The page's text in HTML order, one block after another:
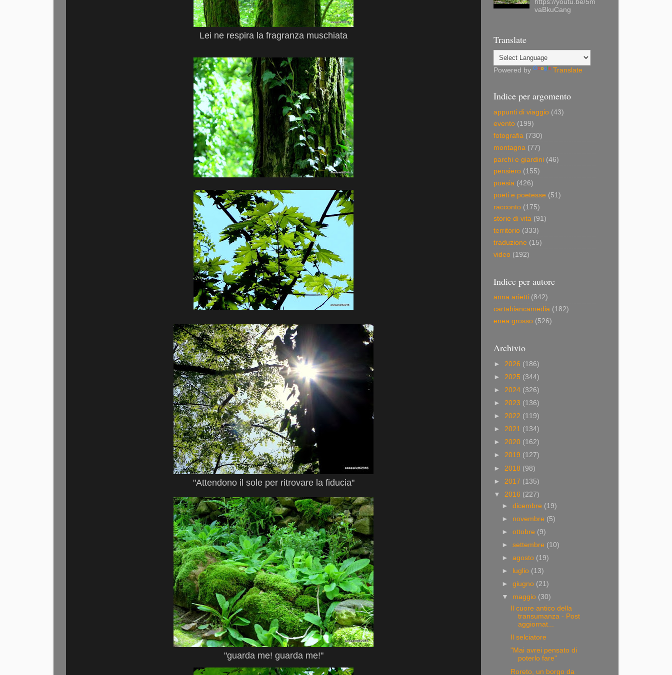
Lei ne respira la fragranza muschiata
"Attendono il sole per ritrovare la fiducia"
"guarda me! guarda me!"
https://youtu.be/5m
vaBkuCang
Translate
Powered by Translate
Indice per argomento
appunti di viaggio (43)
evento (199)
fotografia (730)
montagna (77)
parchi e giardini (46)
pensiero (155)
poesia (426)
poeti e poetesse (51)
racconto (175)
storie di vita (91)
territorio (333)
traduzione (15)
video (192)
Indice per autore
anna arietti (842)
cartabiancamedia (182)
enea grosso (526)
Archivio
► 2026 (186)
► 2025 (344)
► 2024 (326)
► 2023 (136)
► 2022 (119)
► 2021 (134)
► 2020 (162)
► 2019 (127)
► 2018 (98)
► 2017 (135)
▼ 2016 (227)
►dicembre (19)
► novembre (5)
►ottobre (9)
►settembre (10)
►agosto (19)
►
luglio (13)
►giugno (21)
▼ maggio (30)
Il cuore antico della
transumanza - Post
aggiornat...
Il selciatore
"Mai avrei pensato di
poterlo fare"
Roreto, un borgo da